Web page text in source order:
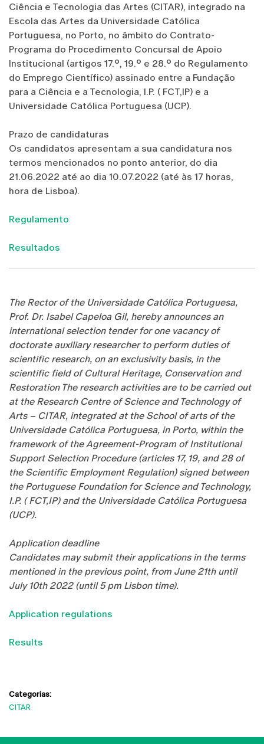
Ciência e Tecnologia das Artes (CITAR), integrado na
Escola das Artes da Universidade Católica
Portuguesa, no Porto, no âmbito do Contrato-
Programa do Procedimento Concursal de Apoio
Institucional (artigos 17.º, 19.º e 28.º do Regulamento
do Emprego Científico) assinado entre a Fundação
para a Ciência e a Tecnologia, I.P. ( FCT,IP) e a
Universidade Católica Portuguesa (UCP).
Prazo de candidaturas
Os candidatos apresentam a sua candidatura nos
termos mencionados no ponto anterior, do dia
21.06.2022 até ao dia 10.07.2022 (até às 17 horas,
hora de Lisboa).
Regulamento
Resultados
The Rector of the Universidade Católica Portuguesa,
Prof. Dr. Isabel Capeloa Gil, hereby announces an
international selection tender for one vacancy of
doctorate auxiliary researcher to perform duties of
scientific research, on an exclusivity basis, in the
scientific field of Cultural Heritage, Conservation and
Restoration The research activities are to be carried out
at the Research Centre of Science and Technology of
Arts – CITAR, integrated at the School of arts of the
Universidade Católica Portuguesa, in Porto, within the
framework of the Agreement-Program of Institutional
Support Selection Procedure (articles 17, 19, and 28 of
the Scientific Employment Regulation) signed between
the Portuguese Foundation for Science and Technology,
I.P. ( FCT,IP) and the Universidade Católica Portuguesa
(UCP).
Application deadline
Candidates may submit their applications in the terms
mentioned in the previous point, from June 21th until
July 10th 2022 (until 5 pm Lisbon time).
Application regulations
Results
Categorias:
CITAR